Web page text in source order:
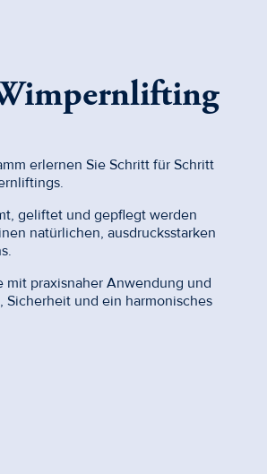
erlernen Sie Schritt für Schritt
geliftet und gepflegt werden
natürlichen, ausdrucksstarken
praxisnaher Anwendung und
Sicherheit und ein harmonisches